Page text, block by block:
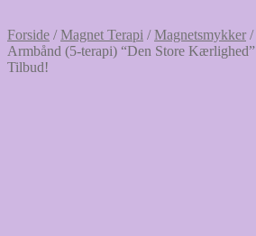
Forside /Magnet Terapi /Magnetsmykker /
Armbånd (5-terapi) “Den Store Kærlighed”
Tilbud!